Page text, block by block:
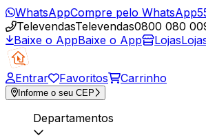
WhatsAppCompre pelo WhatsApp
TelevendasTelevendas0800 080
Baixe o AppBaixe o App Lojas
Entrar Favoritos Carrinho
Informe o seu CEP
Departamentos